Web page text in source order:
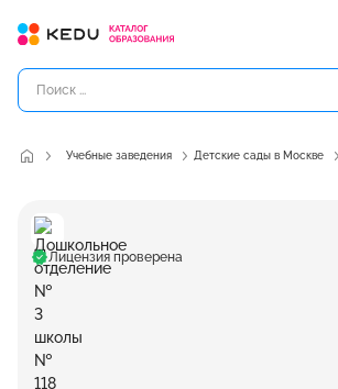
Учебные заведения Детские сады в Москве
Лицензия проверена